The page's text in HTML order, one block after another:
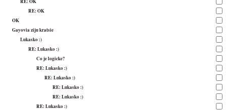
RE: OK
OK
Gayovia ziju kratsie
Lukasko :)
RE: Lukasko :)
Co je logicke?
RE: Lukasko :)
RE: Lukasko :)
RE: Lukasko :)
RE: Lukasko :)
RE: Lukasko :)